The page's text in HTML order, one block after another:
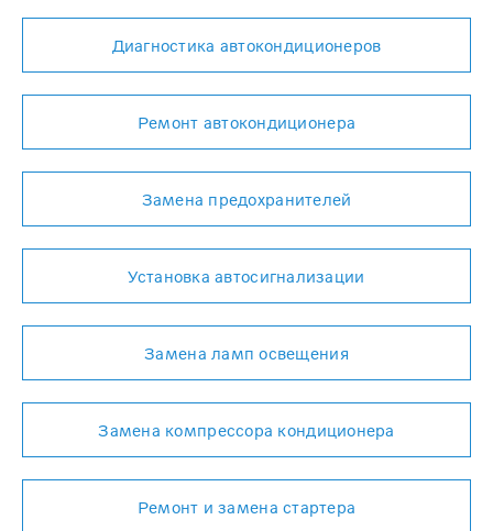
Диагностика автокондиционеров
Ремонт автокондиционера
Замена предохранителей
Установка автосигнализации
Замена ламп освещения
Замена компрессора кондиционера
Ремонт и замена стартера